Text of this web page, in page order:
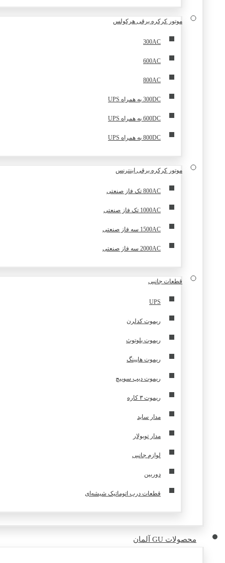
موتور کرکره برقی هرکولس
300AC
600AC
800AC
300DC به همراه UPS
600DC به همراه UPS
800DC به همراه UPS
موتور کرکره برقی اینترنس
800AC تک فاز صنعتی
1000AC تک فاز صنعتی
1500AC سه فاز صنعتی
2000AC سه فاز صنعتی
قطعات جانبی
UPS
ریموت کدلرن
ریموت بلوتوث
ریموت هاپینگ
ریموت دیپ سوییچ
ریموت ۳ کاره
مدار ساید
مدار توبولار
لوازم جانبی
دوربین
قطعات درب اتوماتیک شیشه‌ای
محصولات GU آلمان